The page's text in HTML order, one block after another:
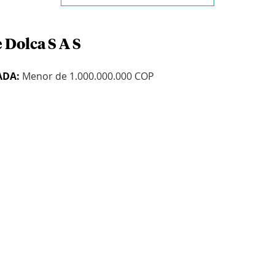
S A S
Menor de 1.000.000.000 COP